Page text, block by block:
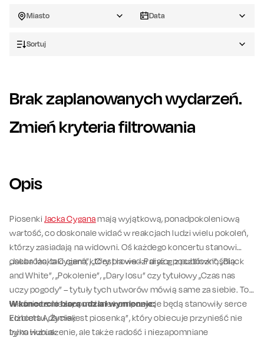
Miasto Data
Sortuj
Brak zaplanowanych wydarzeń.
Zmień kryteria filtrowania
Opis
Piosenki Jacka Cyganamają wyjątkową, ponadpokoleniową
wartość, co doskonale widać w reakcjach ludzi wielu pokoleń,
którzy zasiadają na widowni. Oś każdego koncertu stanowi
osoba Jacka Cygana, który prowadzi dialog z publicznością.
„Jaka róża, taki cierń”, „C’est la vie – Paryż z pocztówki”, „Black
and White”, „Pokolenie”, „Dary losu” czy tytułowy „Czas nas
uczy pogody” – tytuły tych utworów mówią same za siebie. To
właśnie te niezapomniane kompozycje będą stanowiły serce
koncertu „Życie jest piosenką”, który obiecuje przynieść nie
tylko wzruszenie, ale także radość i niezapomniane
W koncercie biorą udział wymiennie:
Elżbieta Adamiak
Iryna Hubiak